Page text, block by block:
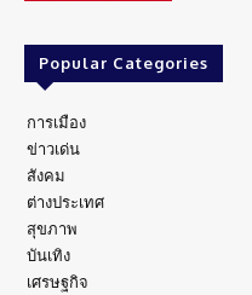
Popular Categories
การเมือง
ข่าวเด่น
สังคม
ต่างประเทศ
สุขภาพ
บันเทิง
เศรษฐกิจ